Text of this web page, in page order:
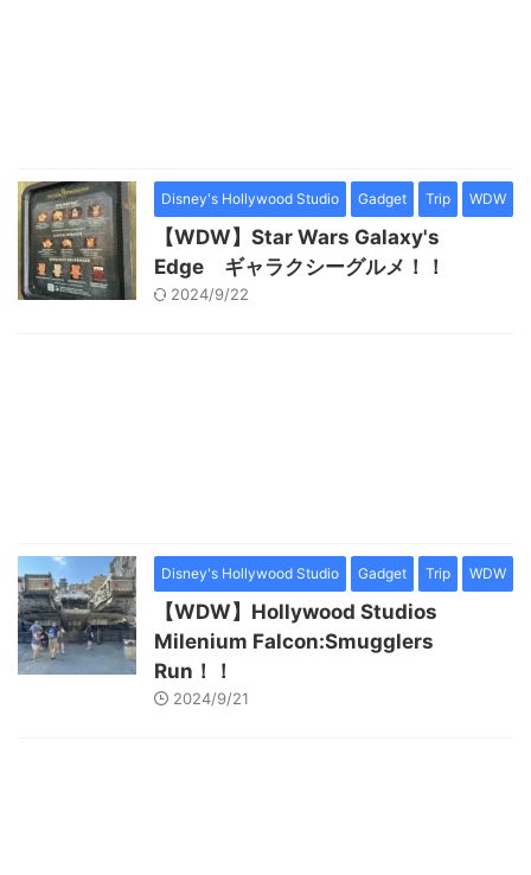
Disney's Hollywood Studio Gadget Trip WDW
【WDW】Star Wars Galaxy's
Edge ギャラクシーグルメ！！
2024/9/22
Disney's Hollywood Studio Gadget Trip WDW
【WDW】Hollywood Studios
Milenium Falcon:Smugglers
Run！！
2024/9/21